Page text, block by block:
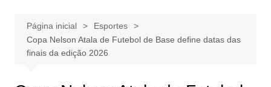
Página inicial
Esportes
Copa Nelson Atala de Futebol de Base define datas das
finais da edição 2026